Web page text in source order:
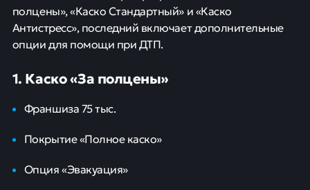
полцены», «Каско Стандартный» и «Каско
Антистресс», последний включает дополнительные
опции для помощи при ДТП.
1. Каско «За полцены»
Франшиза 75 тыс.
Покрытие «Полное каско»
Опция «Эвакуация»